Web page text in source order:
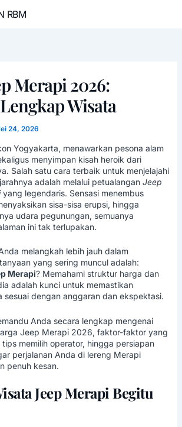
RBM
Merapi 2026:
Wisata
24, 2026
Yogyakarta, menawarkan pesona alam
menyimpan kisah heroik dari
Salah satu cara terbaik untuk menjelajahi
adalah melalui petualangan Jeep
yang legendaris. Sensasi menembus
sisa-sisa erupsi, hingga
udara pegunungan, semuanya
ini tak terlupakan.
melangkah lebih jauh dalam
yang sering muncul adalah:
Merapi? Memahami struktur harga dan
adalah kunci untuk memastikan
sesuai dengan anggaran dan ekspektasi.
Anda secara lengkap mengenai
Jeep Merapi 2026, faktor-faktor yang
memilih operator, hingga persiapan
perjalanan Anda di lereng Merapi
penuh kesan.
Jeep Merapi Begitu